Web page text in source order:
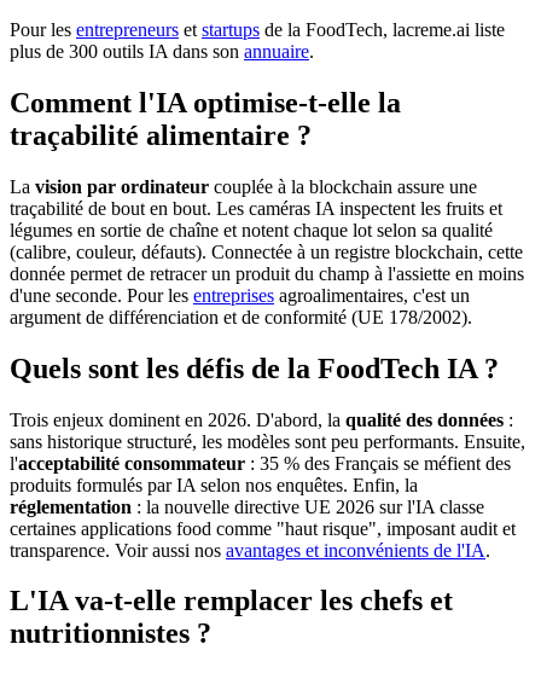
Pour les entrepreneurs et startups de la FoodTech, lacreme.ai liste
plus de 300 outils IA dans son annuaire.
Comment l'IA optimise-t-elle la
traçabilité alimentaire ?
La vision par ordinateur couplée à la blockchain assure une
traçabilité de bout en bout. Les caméras IA inspectent les fruits et
légumes en sortie de chaîne et notent chaque lot selon sa qualité
(calibre, couleur, défauts). Connectée à un registre blockchain, cette
donnée permet de retracer un produit du champ à l'assiette en moins
d'une seconde. Pour les entreprises agroalimentaires, c'est un
argument de différenciation et de conformité (UE 178/2002).
Quels sont les défis de la FoodTech IA ?
Trois enjeux dominent en 2026. D'abord, la qualité des données :
sans historique structuré, les modèles sont peu performants. Ensuite,
l'acceptabilité consommateur : 35 % des Français se méfient des
produits formulés par IA selon nos enquêtes. Enfin, la
réglementation : la nouvelle directive UE 2026 sur l'IA classe
certaines applications food comme "haut risque", imposant audit et
transparence. Voir aussi nos avantages et inconvénients de l'IA.
L'IA va-t-elle remplacer les chefs et
nutritionnistes ?